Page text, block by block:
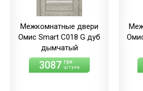
Межкомнатные двери
Омис Smart С018 G дуб
дымчатый
3087 грн
штука